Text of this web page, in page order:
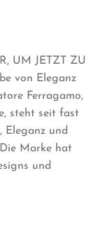
UM JETZT ZU
von Eleganz
Ferragamo,
steht seit fast
Eleganz und
Marke hat
und